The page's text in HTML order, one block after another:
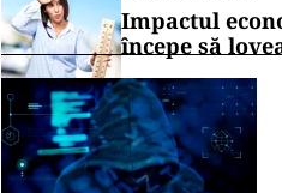
Impactul
începe să